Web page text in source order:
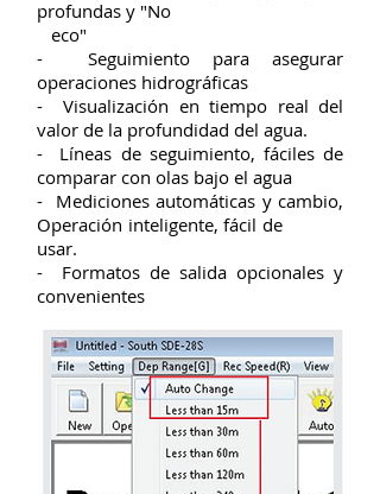
profundas y "No
eco"
- Seguimiento para asegurar
operaciones hidrográficas
- Visualización en tiempo real del
valor de la profundidad del agua.
- Líneas de seguimiento, fáciles de
comparar con olas bajo el agua
- Mediciones automáticas y cambio,
Operación inteligente, fácil de
usar.
- Formatos de salida opcionales y
convenientes